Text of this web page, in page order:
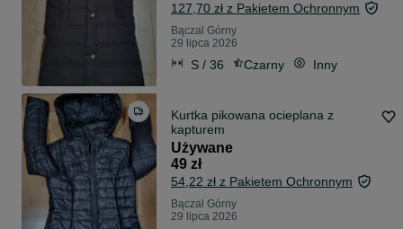
127,70 zł z Pakietem Ochronnym
Bączal Górny
29 lipca 2026
S / 36 Czarny Inny
Kurtka pikowana ocieplana z
kapturem
Używane
49 zł
54,22 zł z Pakietem Ochronnym
Bączal Górny
29 lipca 2026